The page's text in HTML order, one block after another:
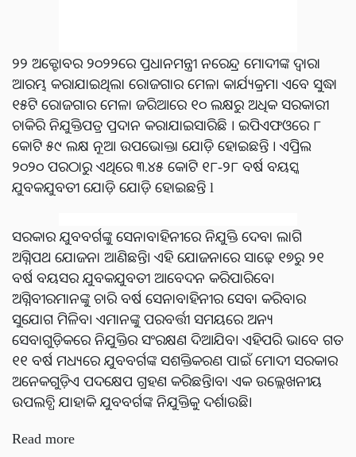
୨୨ ଅକ୍ଟୋବର ୨୦୨୨ରେ ପ୍ରଧାନମନ୍ତ୍ରୀ ନରେନ୍ଦ୍ର ମୋଦୀଙ୍କ ଦ୍ୱାରା
ଆରମ୍ଭ କରାଯାଇଥିଲା ରୋଜଗାର ମେଳା କାର୍ଯ୍ୟକ୍ରମ। ଏବେ ସୁଦ୍ଧା
୧୫ଟି ରୋଜଗାର ମେଳା ଜରିଆରେ ୧୦ ଲକ୍ଷରୁ ଅଧିକ ସରକାରୀ
ଚାକିରି ନିଯୁକ୍ତିପତ୍ର ପ୍ରଦାନ କରାଯାଇସାରିଛି । ଇପିଏଫଓରେ ୮
କୋଟି ୫୯ ଲକ୍ଷ ନୂଆ ଉପଭୋକ୍ତା ଯୋଡ଼ି ହୋଇଛନ୍ତି । ଏପ୍ରିଲ
୨୦୨୦ ପରଠାରୁ ଏଥିରେ ୩.୪୫ କୋଟି ୧୮-୨୮ ବର୍ଷ ବୟସ୍କ
ଯୁବକଯୁବତୀ ଯୋଡ଼ି ଯୋଡ଼ି ହୋଇଛନ୍ତି l
ସରକାର ଯୁବବର୍ଗଙ୍କୁ ସେନାବାହିନୀରେ ନିଯୁକ୍ତି ଦେବା ଲାଗି
ଅଗ୍ନିପଥ ଯୋଜନା ଆଣିଛନ୍ତି। ଏହି ଯୋଜନାରେ ସାଢ଼େ ୧୭ରୁ ୨୧
ବର୍ଷ ବୟସର ଯୁବକଯୁବତୀ ଆବେଦନ କରିପାରିବେ।
ଅଗ୍ନିବୀରମାନଙ୍କୁ ଚାରି ବର୍ଷ ସେନାବାହିନୀର ସେବା କରିବାର
ସୁଯୋଗ ମିଳିବ। ଏମାନଙ୍କୁ ପରବର୍ତ୍ତୀ ସମୟରେ ଅନ୍ୟ
ସେବାଗୁଡ଼ିକରେ ନିଯୁକ୍ତିର ସଂରକ୍ଷଣ ଦିଆଯିବ। ଏହିପରି ଭାବେ ଗତ
୧୧ ବର୍ଷ ମଧ୍ୟରେ ଯୁବବର୍ଗଙ୍କ ସଶକ୍ତିକରଣ ପାଇଁ ମୋଦୀ ସରକାର
ଅନେକଗୁଡ଼ିଏ ପଦକ୍ଷେପ ଗ୍ରହଣ କରିଛନ୍ତି।ବା ଏକ ଉଲ୍ଲେଖନୀୟ
ଉପଲବ୍ଧି ଯାହାକି ଯୁବବର୍ଗଙ୍କ ନିଯୁକ୍ତିକୁ ଦର୍ଶାଉଛି।
Read more